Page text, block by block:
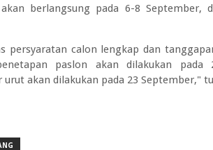
berlangsung pada 6-8 September,
persyaratan calon lengkap dan
paslon akan dilakukan pada
akan dilakukan pada 23 September,"